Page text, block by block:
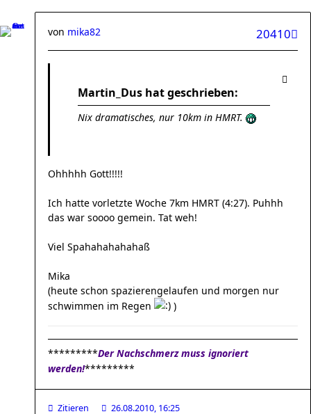
20410
von mika82
Martin_Dus hat geschrieben:
Nix dramatisches, nur 10km in HMRT.
Ohhhhh Gott!!!!!
Ich hatte vorletzte Woche 7km HMRT (4:27). Puhhh
das war soooo gemein. Tat weh!
Viel Spahahahahahaß
Mika
(heute schon spazierengelaufen und morgen nur
schwimmen im Regen
)
*********Der Nachschmerz muss ignoriert
werden!*********
Zitieren 26.08.2010, 16:25